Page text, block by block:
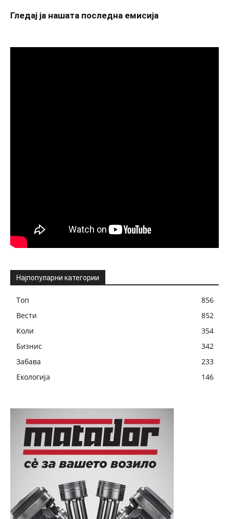
Гледај ја нашата последна емисија
Најпопуларни категории
Топ
856
Вести
852
Коли
354
Бизнис
342
Забава
233
Екологија
146